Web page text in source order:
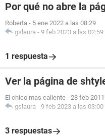
Por qué no abre la
Roberta - 5 ene 2022 a las 08:29
gslaura - 9 feb 2023 a las 02:59
1 respuesta
Ver la página de
El chico mas caliente - 28 feb
gslaura - 9 feb 2023 a las 03:00
3 respuestas